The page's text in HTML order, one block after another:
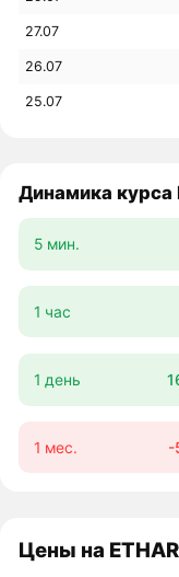
27.07
26.07
25.07
Динамика курса
5 мин.
1 час
1 день
1 мес. -
Цены на